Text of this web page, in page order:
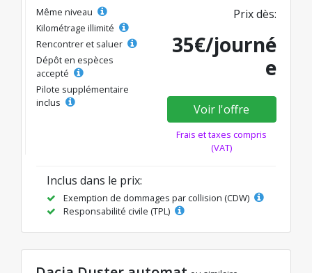
Même niveau
Kilométrage illimité
Rencontrer et saluer
Dépôt en espèces
accepté
Pilote supplémentaire
inclus
Prix dès:
35€/journé
e
Voir l'offre
Frais et taxes compris
(VAT)
Inclus dans le prix:
Exemption de dommages par collision (CDW)
Responsabilité civile (TPL)